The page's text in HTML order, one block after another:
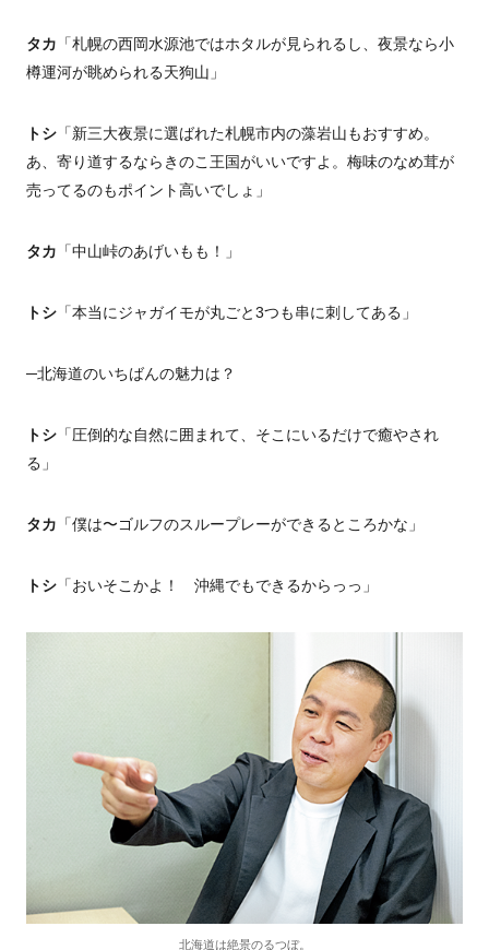
タカ 「札幌の西岡水源池ではホタルが見られるし、夜景なら小
樽運河が眺められる天狗山」
トシ 「新三大夜景に選ばれた札幌市内の藻岩山もおすすめ。
あ、寄り道するならきのこ王国がいいですよ。梅味のなめ茸が
売ってるのもポイント高いでしょ」
タカ 「中山峠のあげいもも！」
トシ 「本当にジャガイモが丸ごと3つも串に刺してある」
─北海道のいちばんの魅力は？
トシ 「圧倒的な自然に囲まれて、そこにいるだけで癒やされ
る」
タカ 「僕は〜ゴルフのスループレーができるところかな」
トシ 「おいそこかよ！ 沖縄でもできるからっっ」
北海道は絶景のるつぼ。